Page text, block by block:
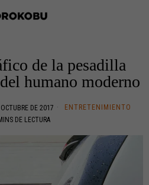
de la pesadilla
humano moderno
DE 2017
ENTRETENIMIENTO
DE LECTURA